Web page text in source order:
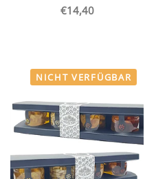
€14,40
NICHT VERFÜGBAR